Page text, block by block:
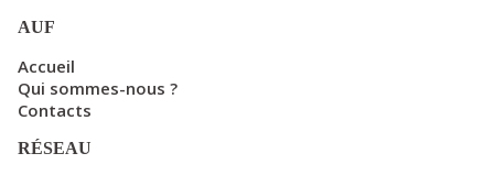
AUF
Accueil
Qui sommes-nous ?
Contacts
RÉSEAU